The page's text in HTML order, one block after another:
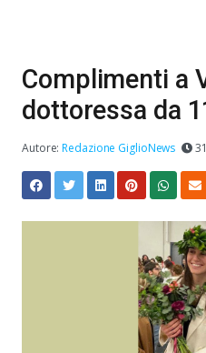
Complimenti a
dottoressa da
Autore:Redazione GiglioNews